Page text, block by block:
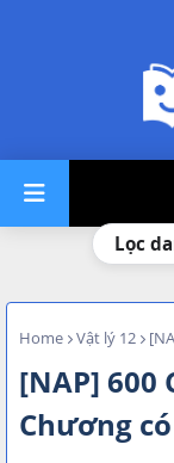
Lọc
Home Vật lý 12
[NAP] 600
Chương